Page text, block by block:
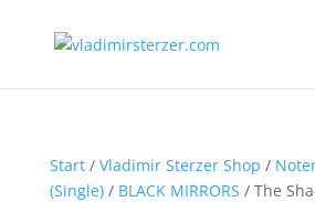
Start/ Vladimir Sterzer Shop /
(Single)/ BLACK MIRRORS / The